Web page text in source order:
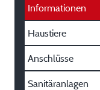
Informationen
Haustiere
Anschlüsse
Sanitäranlagen